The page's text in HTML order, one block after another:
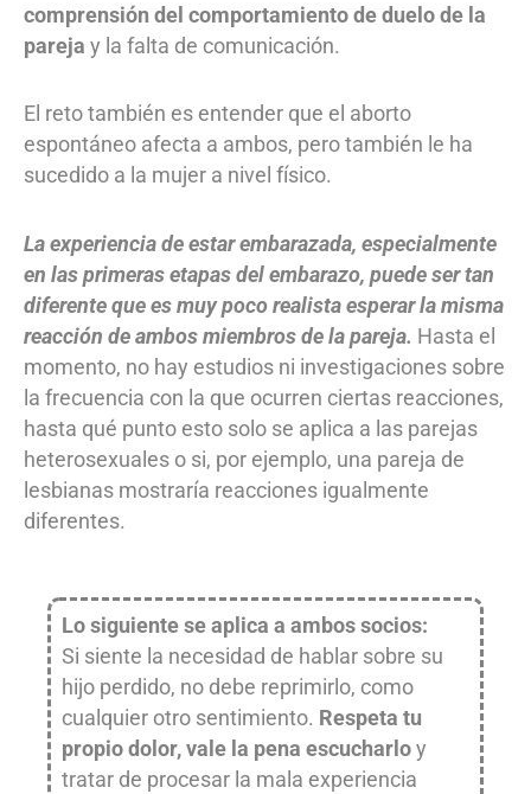
comprensión del comportamiento de duelo de la
pareja y la falta de comunicación.
El reto también es entender que el aborto
espontáneo afecta a ambos, pero también le ha
sucedido a la mujer a nivel físico.
La experiencia de estar embarazada, especialmente
en las primeras etapas del embarazo, puede ser tan
diferente que es muy poco realista esperar la misma
reacción de ambos miembros de la pareja. Hasta el
momento, no hay estudios ni investigaciones sobre
la frecuencia con la que ocurren ciertas reacciones,
hasta qué punto esto solo se aplica a las parejas
heterosexuales o si, por ejemplo, una pareja de
lesbianas mostraría reacciones igualmente
diferentes.
Lo siguiente se aplica a ambos socios:
Si siente la necesidad de hablar sobre su
hijo perdido, no debe reprimirlo, como
cualquier otro sentimiento. Respeta tu
propio dolor, vale la pena escucharloy
tratar de procesar la mala experiencia